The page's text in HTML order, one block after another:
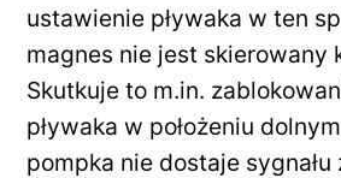
ustawienie pływaka w ten
magnes nie jest skierowany
Skutkuje to m.in.
pływaka w położeniu
pompka nie dostaje sygnału